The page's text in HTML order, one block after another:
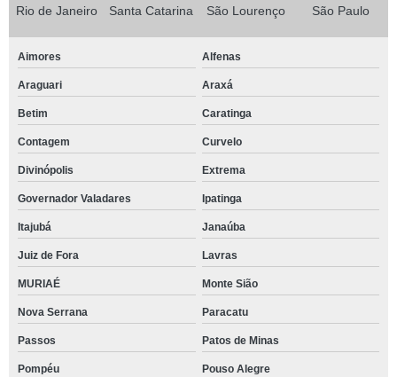
Rio de Janeiro Santa Catarina São Lourenço São Paulo
Aimores Alfenas
Araguari Araxá
Betim Caratinga
Contagem Curvelo
Divinópolis Extrema
Governador Valadares Ipatinga
Itajubá Janaúba
Juiz de Fora Lavras
MURIAÉ Monte Sião
Nova Serrana Paracatu
Passos Patos de Minas
Pompéu Pouso Alegre